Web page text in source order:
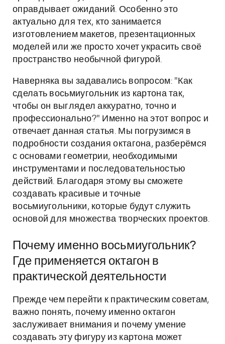
оправдывает ожиданий. Особенно это
актуально для тех, кто занимается
изготовлением макетов, презентационных
моделей или же просто хочет украсить своё
пространство необычной фигурой.
Наверняка вы задавались вопросом: "Как
сделать восьмиугольник из картона так,
чтобы он выглядел аккуратно, точно и
профессионально?" Именно на этот вопрос и
отвечает данная статья. Мы погрузимся в
подробности создания октагона, разберёмся
с основами геометрии, необходимыми
инструментами и последовательностью
действий. Благодаря этому вы сможете
создавать красивые и точные
восьмиугольники, которые будут служить
основой для множества творческих проектов.
Почему именно восьмиугольник?
Где применяется октагон в
практической деятельности
Прежде чем перейти к практическим советам,
важно понять, почему именно октагон
заслуживает внимания и почему умение
создавать эту фигуру из картона может